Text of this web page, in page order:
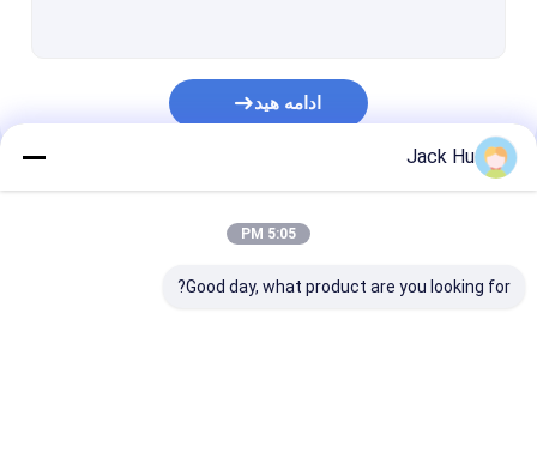
ادامه هید
دسته بندی های ما
Jack Hu
5:05 PM
Good day, what product are you looking for?